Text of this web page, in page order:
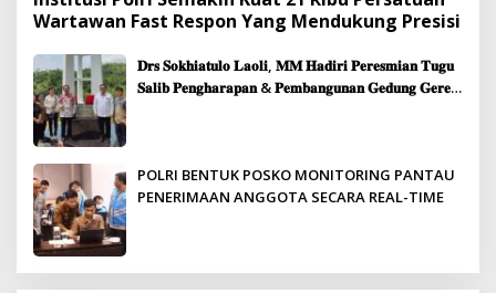
Wartawan Fast Respon Yang Mendukung Presisi
𝐃𝐫𝐬 𝐒𝐨𝐤𝐡𝐢𝐚𝐭𝐮𝐥𝐨 𝐋𝐚𝐨𝐥𝐢, 𝐌𝐌 𝐇𝐚𝐝𝐢𝐫𝐢 𝐏𝐞𝐫𝐞𝐬𝐦𝐢𝐚𝐧 𝐓𝐮𝐠𝐮
𝐒𝐚𝐥𝐢𝐛 𝐏𝐞𝐧𝐠𝐡𝐚𝐫𝐚𝐩𝐚𝐧 & 𝐏𝐞𝐦𝐛𝐚𝐧𝐠𝐮𝐧𝐚𝐧 𝐆𝐞𝐝𝐮𝐧𝐠 𝐆𝐞𝐫𝐞𝐣𝐚
POLRI BENTUK POSKO MONITORING PANTAU
PENERIMAAN ANGGOTA SECARA REAL-TIME